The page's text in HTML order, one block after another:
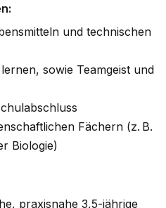
und technischen
sowie Teamgeist und
Fächern (z. B.
Biologie)
praxisnahe 3,5-jährige